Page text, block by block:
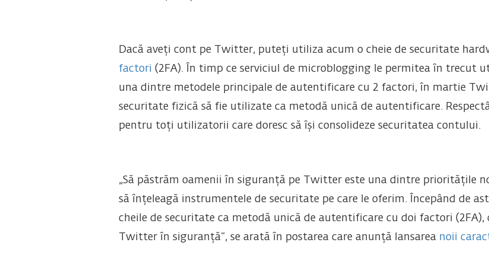
Dacă aveți cont pe Twitter, puteți utiliza acum o cheie de securitate
factori (2FA). În timp ce serviciul de microblogging le permitea în trecut
una dintre metodele principale de autentificare cu 2 factori, în martie
securitate fizică să fie utilizate ca metodă unică de autentificare.
pentru toți utilizatorii care doresc să își consolideze securitatea contului.
„Să păstrăm oamenii în siguranță pe Twitter este una dintre prioritățile
să înțeleagă instrumentele de securitate pe care le oferim. Începând de
cheile de securitate ca metodă unică de autentificare cu doi factori
Twitter în siguranță”, se arată în postarea care anunță lansareanoii